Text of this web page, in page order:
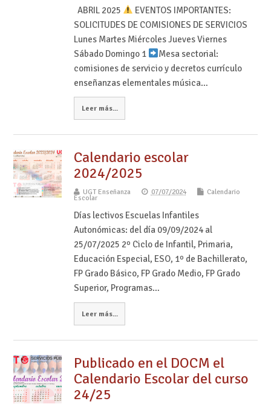
ABRIL 2025
EVENTOS IMPORTANTES:
SOLICITUDES DE COMISIONES DE SERVICIOS
Lunes Martes Miércoles Jueves Viernes
Sábado Domingo 1
Mesa sectorial:
comisiones de servicio y decretos currículo
enseñanzas elementales música…
Leer más...
Calendario escolar
2024/2025
UGT Enseñanza 07/07/2024 Calendario
Escolar
Días lectivos Escuelas Infantiles
Autonómicas: del día 09/09/2024 al
25/07/2025 2º Ciclo de Infantil, Primaria,
Educación Especial, ESO, 1º de Bachillerato,
FP Grado Básico, FP Grado Medio, FP Grado
Superior, Programas…
Leer más...
Publicado en el DOCM el
Calendario Escolar del curso
24/25